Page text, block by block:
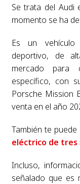
Se trata del Audi
momento se ha
Es un vehículo
deportivo, de
mercado para
específico, con
Porsche Mission
venta en el año
También te puede
eléctrico de tres
Incluso,
señalado que es